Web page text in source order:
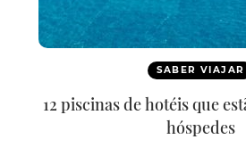
SABER VIAJAR
12 piscinas de hotéis que
hóspedes